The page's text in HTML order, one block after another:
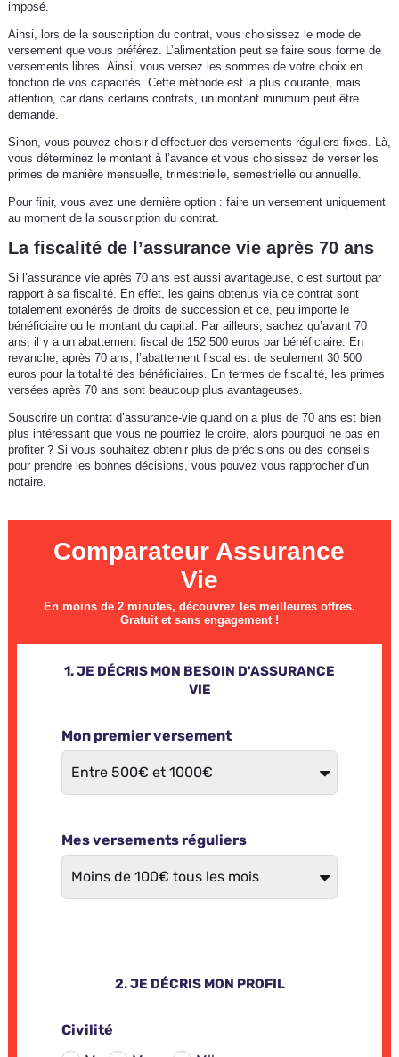
imposé.
Ainsi, lors de la souscription du contrat, vous choisissez le mode de
versement que vous préférez. L’alimentation peut se faire sous forme de
versements libres. Ainsi, vous versez les sommes de votre choix en
fonction de vos capacités. Cette méthode est la plus courante, mais
attention, car dans certains contrats, un montant minimum peut être
demandé.
Sinon, vous pouvez choisir d’effectuer des versements réguliers fixes. Là,
vous déterminez le montant à l’avance et vous choisissez de verser les
primes de manière mensuelle, trimestrielle, semestrielle ou annuelle.
Pour finir, vous avez une dernière option : faire un versement uniquement
au moment de la souscription du contrat.
La fiscalité de l’assurance vie après 70 ans
Si l’assurance vie après 70 ans est aussi avantageuse, c’est surtout par
rapport à sa fiscalité. En effet, les gains obtenus via ce contrat sont
totalement exonérés de droits de succession et ce, peu importe le
bénéficiaire ou le montant du capital. Par ailleurs, sachez qu’avant 70
ans, il y a un abattement fiscal de 152 500 euros par bénéficiaire. En
revanche, après 70 ans, l’abattement fiscal est de seulement 30 500
euros pour la totalité des bénéficiaires. En termes de fiscalité, les primes
versées après 70 ans sont beaucoup plus avantageuses.
Souscrire un contrat d’assurance-vie quand on a plus de 70 ans est bien
plus intéressant que vous ne pourriez le croire, alors pourquoi ne pas en
profiter ? Si vous souhaitez obtenir plus de précisions ou des conseils
pour prendre les bonnes décisions, vous pouvez vous rapprocher d’un
notaire.
Comparateur Assurance
Vie
En moins de 2 minutes, découvrez les meilleures offres.
Gratuit et sans engagement !